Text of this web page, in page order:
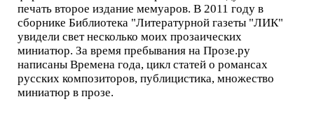
печать второе издание мемуаров. В 2011 году в
сборнике Библиотека "Литературной газеты "ЛИК"
увидели свет несколько моих прозаических
миниатюр. За время пребывания на Прозе.ру
написаны Времена года, цикл статей о романсах
русских композиторов, публицистика, множество
миниатюр в прозе.